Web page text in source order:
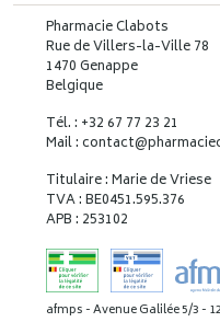
Pharmacie Clabots
Rue de Villers-la-Ville 78
1470 Genappe
Belgique
Tél. : +32 67 77 23 21
Mail : contact@
Titulaire : Marie de Vriese
TVA : BE0451.595.376
APB : 253102
afmps - Avenue Galilée 5/3 -